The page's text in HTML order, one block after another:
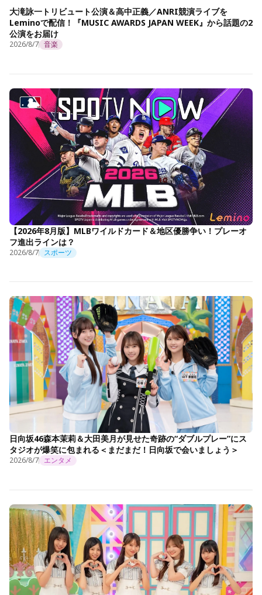
大滝詠一トリビュート公演＆高中正義／ANRI競演ライブを
Leminoで配信！『MUSIC AWARDS JAPAN WEEK』から話題の2
公演をお届け
2026/8/7 音楽
【2026年8月版】MLBワイルドカード＆地区優勝争い！プレーオ
フ進出ラインは？
2026/8/7 スポーツ
日向坂46森本茉莉＆大田美月が見せた奇跡の“ダブルプレー”にス
タジオが爆笑に包まれる＜まだまだ！日向坂で会いましょう＞
2026/8/7 エンタメ